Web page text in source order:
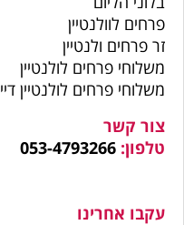
פרחים לוולנטיין
זר פרחים ולנטיין
משלוחי פרחים לולנטיין
משלוחי פרחים לולנטיין דיי
צור קשר
טלפון: 053-4793266
עקבו אחרינו